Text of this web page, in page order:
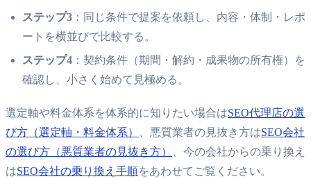
ステップ3 ：同じ条件で提案を依頼し、内容・体制・レポ
ートを横並びで比較する。
ステップ4 ：契約条件（期間・解約・成果物の所有権）を
確認し、小さく始めて見極める。
選定軸や料金体系を体系的に知りたい場合はSEO代理店の選
び方（選定軸・料金体系）
、悪質業者の見抜き方はSEO会社
の選び方（悪質業者の見抜き方）
、今の会社からの乗り換え
はSEO会社の乗り換え手順をあわせてご覧ください。